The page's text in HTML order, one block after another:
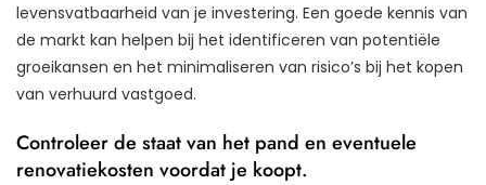
levensvatbaarheid van je investering. Een goede kennis van
de markt kan helpen bij het identificeren van potentiële
groeikansen en het minimaliseren van risico’s bij het kopen
van verhuurd vastgoed.
Controleer de staat van het pand en eventuele
renovatiekosten voordat je koopt.